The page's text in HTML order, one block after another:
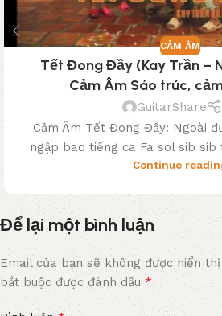
CẢM ÂM
Tết Đong Đầy (Kay Trần –
Cảm Âm Sáo trúc,
GuitarShare
Cảm Âm Tết Đong Đầy: Ngoài
ngập bao tiếng ca Fa sol sib sib
Continue
Để lại một bình luận
Email của bạn sẽ không được hiển
bắt buộc được đánh dấu *